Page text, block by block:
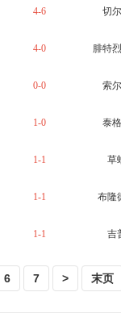
4-6 切
4-0 腓特
0-0 索
1-0 泰
1-1 草
1-1 布隆
1-1 吉
6 7 > 末页